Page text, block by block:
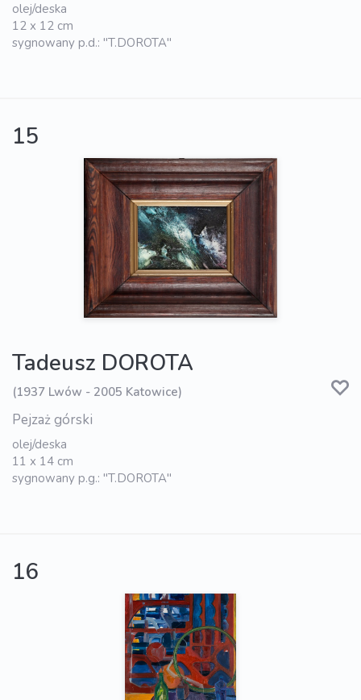
olej/deska
12 x 12 cm
sygnowany p.d.: "T.DOROTA"
15
Tadeusz DOROTA
(1937 Lwów - 2005 Katowice)
Pejzaż górski
olej/deska
11 x 14 cm
sygnowany p.g.: "T.DOROTA"
16